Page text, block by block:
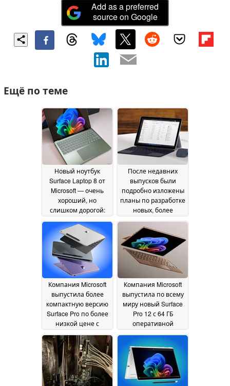
Add as a preferred
source on Google
Ещё по теме
Новый ноутбук
Surface Laptop 8 от
Microsoft — очень
хороший, но
слишком дорогой:
не менее 1599
долларов16 July 2026
После недавних
выпусков были
подробно изложены
планы по разработке
новых, более
Microsoft Surface
2026
Компания Microsoft
выпустила более
компактную версию
Surface Pro по более
низкой цене с
обновления 90 Гц
24
June 2026
Компания Microsoft
выпустила по всему
миру новый Surface
Pro 12 с 64 ГБ
оперативной
дисплеем с частотой
обновления 120 Гц
June 2026